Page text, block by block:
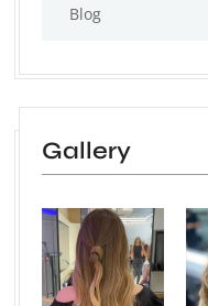
Blog
Gallery